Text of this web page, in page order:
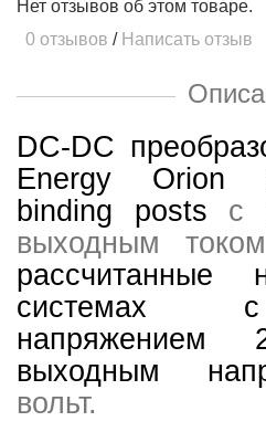
Нет отзывов об этом товаре.
0 отзывов / Написать отзыв
DC-DC
Energy Orion
binding posts с
выходным
рассчитанные
системах
выходным
вольт.